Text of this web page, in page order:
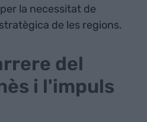
la necessitat de
de les regions.
del
i l'impuls